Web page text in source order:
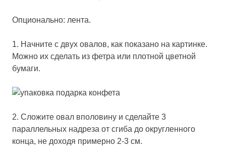
Опционально: лента.
1. Начните с двух овалов, как показано на картинке.
Можно их сделать из фетра или плотной цветной
бумаги.
2. Сложите овал вполовину и сделайте 3
параллельных надреза от сгиба до округленного
конца, не доходя примерно 2-3 см.